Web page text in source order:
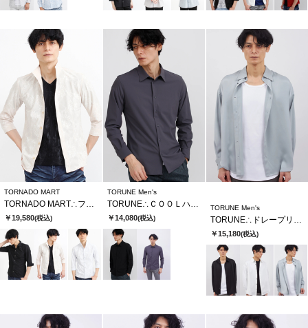
TORNADO MART
TORNADO MART∴フレックスメッシュレースJQ7分袖シャツ
￥19,580(税込)
TORUNE Men's
TORUNE∴ＣＯＯＬハイテンションシャツ
￥14,080(税込)
TORUNE Men's
TORUNE∴ドレープリーロングスリーブシャツ
￥15,180(税込)